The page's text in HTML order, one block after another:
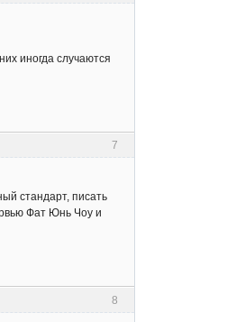
иногда случаются
7
стандарт, писать
Фат Юнь Чоу и
8